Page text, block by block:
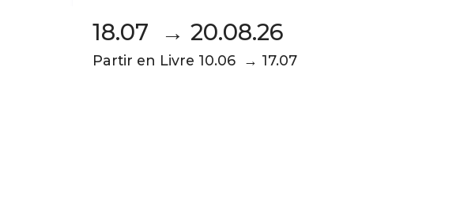
18.07 → 20.08.26
Partir en Livre 10.06 → 17.07